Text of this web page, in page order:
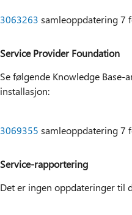
3063263 samleoppdatering 7
Service Provider Foundation
Se følgende Knowledge
installasjon:
3069355 samleoppdatering 7
Service-rapportering
Det er ingen oppdateringer til